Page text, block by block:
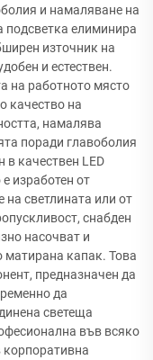
и намаляване на
подсветка елиминира
източник на
и естествен.
на работното място
качество на
намалява
поради главоболия
в качествен LED
изработен от
на светлината или от
снабден
насочват и
матирана капак. Това
предназначен да
да
светеща
във всяко